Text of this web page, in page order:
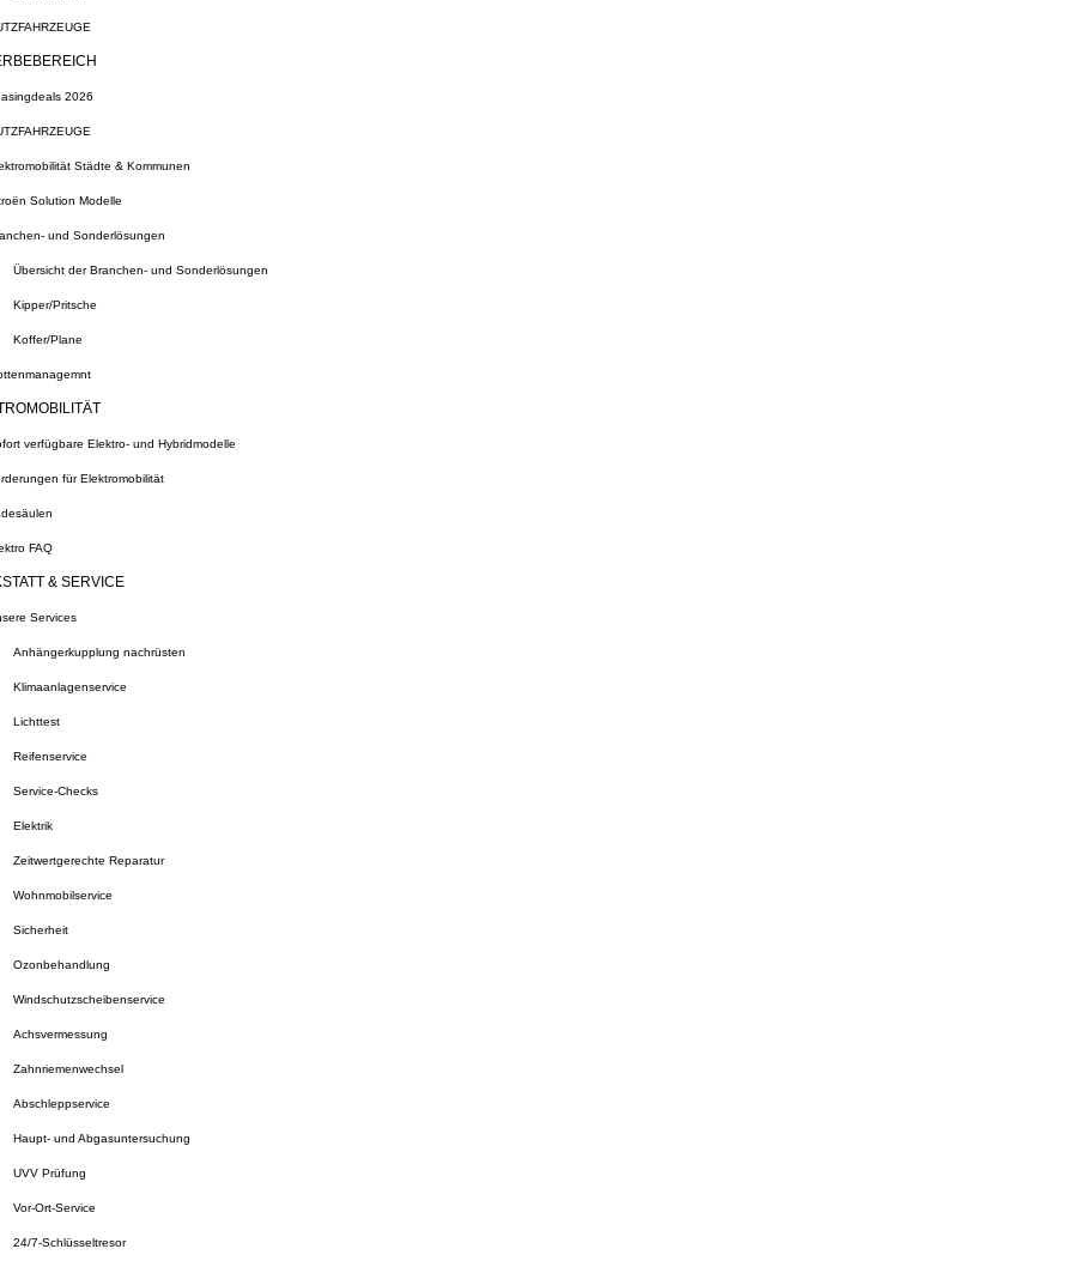
2026
Städte & Kommunen
Solution Modelle
und Sonderlösungen
Übersicht der Branchen- und Sonderlösungen
Kipper/Pritsche
Koffer/Plane
verfügbare Elektro- und Hybridmodelle
für Elektromobilität
FAQ
& SERVICE
Services
Anhängerkupplung nachrüsten
Klimaanlagenservice
Lichttest
Reifenservice
Service-Checks
Elektrik
Zeitwertgerechte Reparatur
Wohnmobilservice
Sicherheit
Ozonbehandlung
Windschutzscheibenservice
Achsvermessung
Zahnriemenwechsel
Abschleppservice
Haupt- und Abgasuntersuchung
UVV Prüfung
Vor-Ort-Service
24/7-Schlüsseltresor